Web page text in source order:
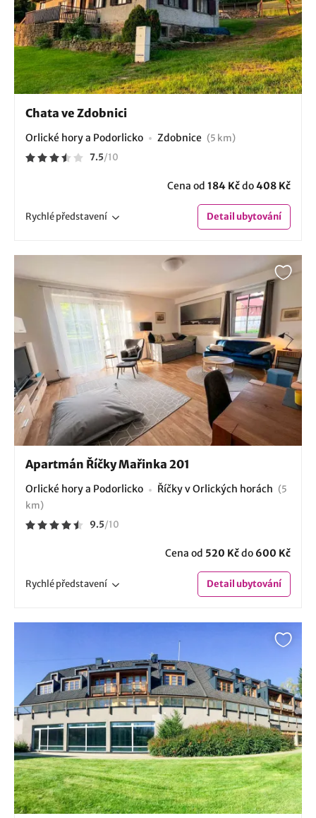
Chata ve Zdobnici
Orlické hory a Podorlicko Zdobnice (5 km)
7.5/10
Cena od 184 Kčdo408 Kč
Rychlépředstavení Detailubytování
Apartmán Říčky Mařinka 201
Orlické hory a Podorlicko Říčky v Orlických horách (5
km)
9.5/10
Cena od 520 Kčdo 600 Kč
Rychlépředstavení Detailubytování